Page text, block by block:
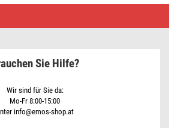
Sie Hilfe?
Wir sind für Sie da:
Mo-Fr 8:00-15:00
info@emos-shop.at